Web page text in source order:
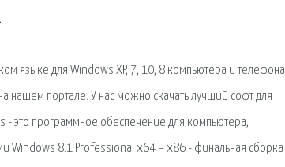
языке для Windows XP, 7, 10, 8 компьютера и телефона
нашем портале. У нас можно скачать лучший софт для
это программное обеспечение для компьютера,
Windows 8.1 Professional x64 – x86 - финальная сборка